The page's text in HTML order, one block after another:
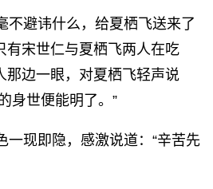
避讳什么，给夏栖飞送来了
有宋世仁与夏栖飞两人在吃
那边一眼，对夏栖飞轻声说
身世便能明了。”
现即隐，感激说道：“辛苦先